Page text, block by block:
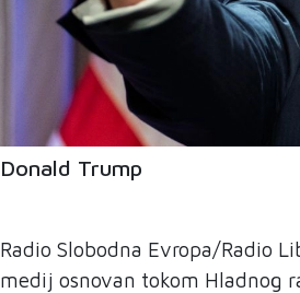
Donald Trump
Radio Slobodna Evropa/Radio
medij osnovan tokom Hladnog